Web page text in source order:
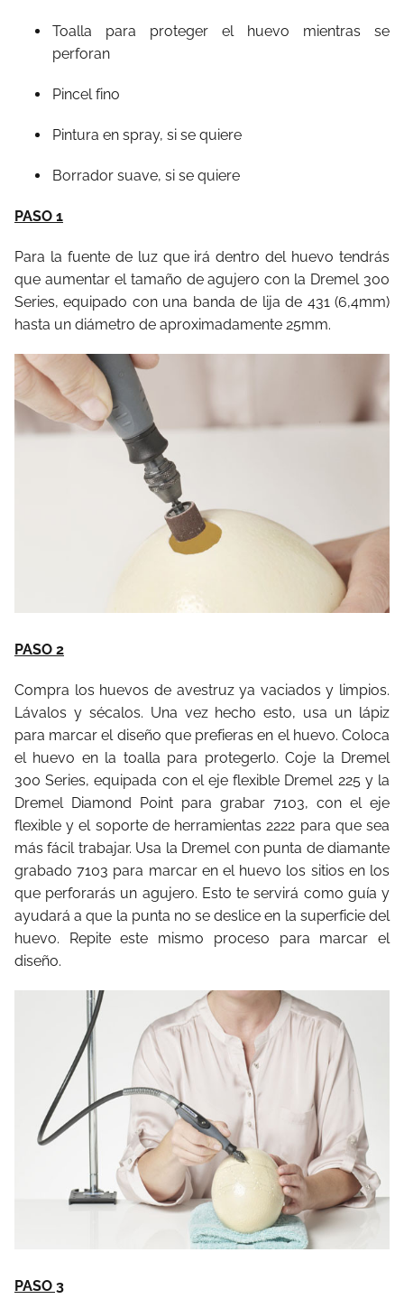
Toalla para proteger el huevo mientras se
perforan
Pincel fino
Pintura en spray, si se quiere
Borrador suave, si se quiere
PASO 1
Para la fuente de luz que irá dentro del huevo tendrás
que aumentar el tamaño de agujero con la Dremel 300
Series, equipado con una banda de lija de 431 (6,4mm)
hasta un diámetro de aproximadamente 25mm.
PASO 2
Compra los huevos de avestruz ya vaciados y limpios.
Lávalos y sécalos. Una vez hecho esto, usa un lápiz
para marcar el diseño que prefieras en el huevo. Coloca
el huevo en la toalla para protegerlo. Coje la Dremel
300 Series, equipada con el eje flexible Dremel 225 y la
Dremel Diamond Point para grabar 7103, con el eje
flexible y el soporte de herramientas 2222 para que sea
más fácil trabajar. Usa la Dremel con punta de diamante
grabado 7103 para marcar en el huevo los sitios en los
que perforarás un agujero. Esto te servirá como guía y
ayudará a que la punta no se deslice en la superficie del
huevo. Repite este mismo proceso para marcar el
diseño.
PASO 3